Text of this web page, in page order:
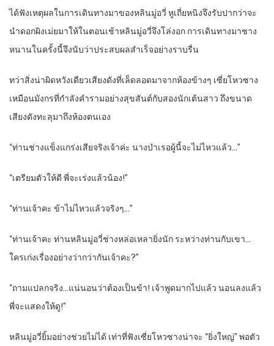
ได้ฟังเหตุผลในการเดินทางมาของหลินมู่อวี่ หูเถี่ยหนิงจึงรับปากว่าจะ
นำดอกผิงเม่ยมาให้ในตอนเช้าหลินมู่อวี่จึงโล่งอก การเดินทางมาชาง
หนานในครั้งนี้จึงนับว่าประสบผลสำเร็จอย่างราบรื่น
ทว่าสิ่งน่าผิดหวังเดียวเสียงดังที่เล็ดลอดมาจากห้องข้างๆ เซี่ยโหวซาง
เหมือนมังกรที่กำลังคำรามอย่างสุขสันต์กับสองนักเต้นสาว ถึงขนาด
เสียงดังทะลุมาถึงห้องตนเอง
“ท่านช่างแข็งแกร่งเสียจริงเจ้าค่ะ นางบำเรอผู้นี้จะไม่ไหวแล้ว…”
“เตรียมตัวให้ดี พี่จะเร่งแล้วน้อง!”
“ท่านเจ้าคะ ข้าไม่ไหวแล้วจริงๆ…”
“ท่านเจ้าคะ ท่านหลินมู่อวี่ช่างหล่อเหลายิ่งนัก ระหว่างท่านกับเขา…
ใครเก่งเรื่องอย่างว่ากว่ากันเจ้าคะ?”
“ถามแปลกจริง…แน่นอนว่าต้องเป็นข้า! เจ้าพูดมากไปแล้ว นอนลงแล้ว
พี่จะแสดงให้ดู!”
หลินมู่อวี่ยิ้มอย่างช่วยไม่ได้ เท่าที่ฟังเซี่ยโหวซางน่าจะ “ยิ่งใหญ่” พอตัว